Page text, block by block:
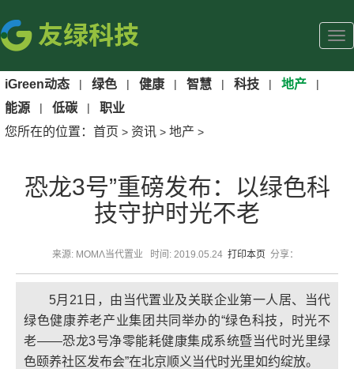
iGreen动态 | 绿色 | 健康 | 智慧 | 科技 | 地产 |
能源 | 低碳 |
职业
您所在的位置： 首页 > 资讯 > 地产 >
恐龙3号”重磅发布：以绿色科
技守护时光不老
来源: MOMΛ当代置业 时间: 2019.05.24 打印本页 分享：
5月21日，由当代置业及关联企业第一人居、当代
绿色健康养老产业集团共同举办的“绿色科技，时光不
老——恐龙3号净零能耗健康集成系统暨当代时光里绿
色颐养社区发布会”在北京顺义当代时光里如约绽放。